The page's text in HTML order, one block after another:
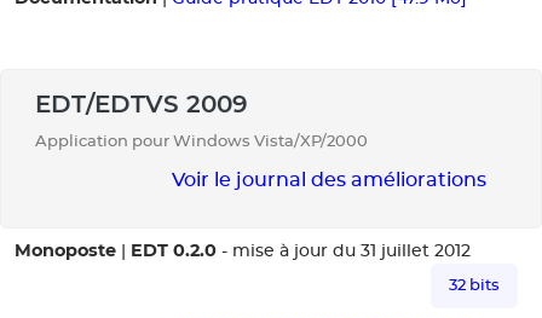
EDT/EDTVS 2009
Application pour Windows Vista/XP/2000
Voir le journal des améliorations
Monoposte EDT 0.2.0 - mise à jour du 31 juillet 2012
32 bits